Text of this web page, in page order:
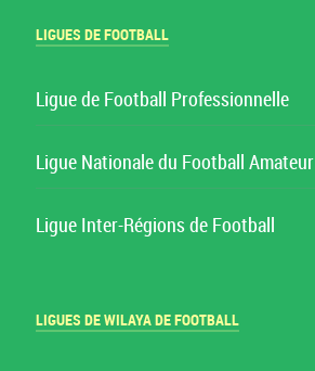
LIGUES DE FOOTBALL
Ligue de Football Professionnelle
Ligue Nationale du Football Amateur
Ligue Inter-Régions de Football
LIGUES DE WILAYA DE FOOTBALL